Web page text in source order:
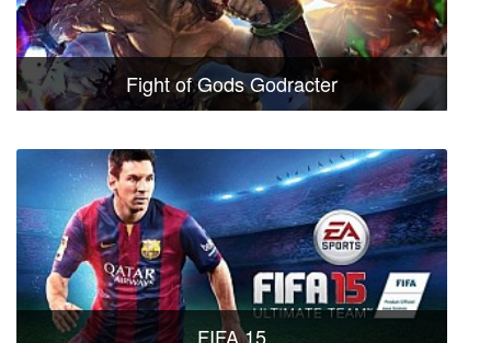
Fight of Gods Godracter
FIFA 15